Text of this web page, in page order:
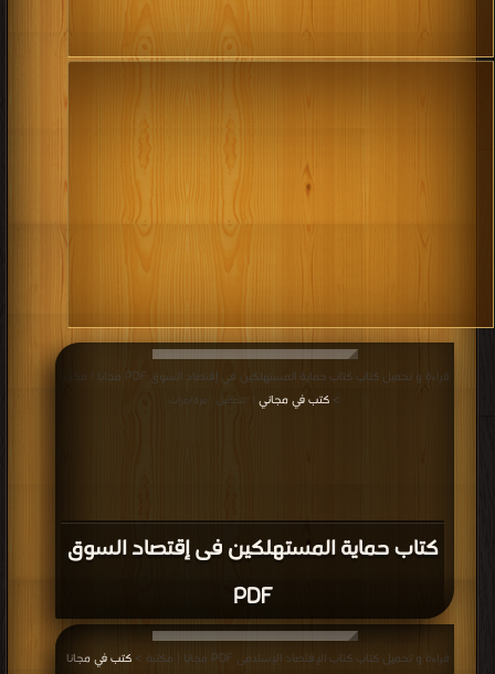
النظم
علاقات
ضمن
الاقتصادي
بشكل
متزايد
المجالات
كتاب حماية المستهلكين فى إقتصاد السوق
PDF
قراءة و تحميل كتاب كتاب حماية المستهلكين فى إقتصاد السوق PDF مجانا | مكتبة
> كتب في مجاني | التحميل : مرة/مرات
قراءة و تحميل كتاب كتاب الإقتصاد الإسلامى PDF مجانا | مكتبة > كتب في مجانا